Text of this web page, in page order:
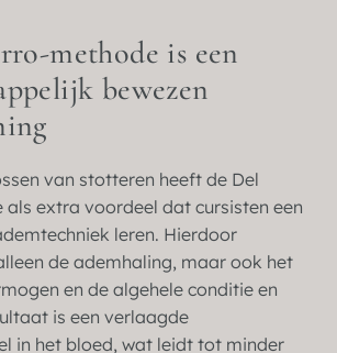
methode is een
bewezen
van stotteren heeft de Del
als extra voordeel dat cursisten een
leren. Hierdoor
de ademhaling, maar ook het
en de algehele conditie en
is een verlaagde
in het bloed, wat leidt tot minder